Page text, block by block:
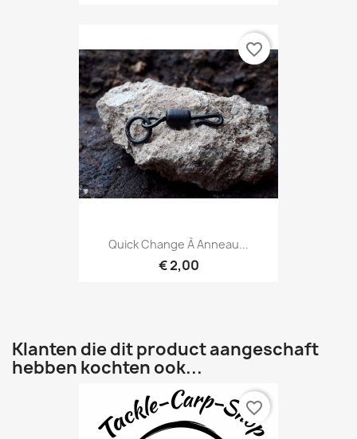
Quick Change À Anneau...
€ 2,00
favorite_border
Klanten die dit product aangeschaft
hebben kochten ook...
favorite_border